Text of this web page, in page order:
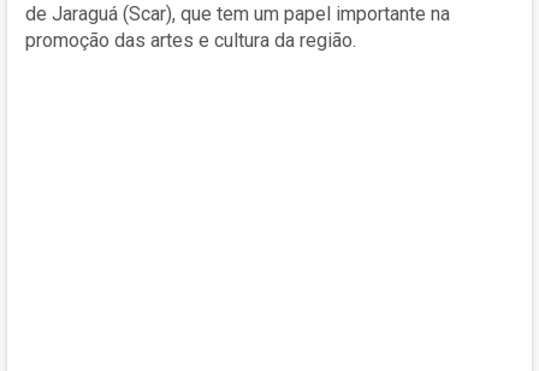
de Jaraguá (Scar), que tem um papel importante na
promoção das artes e cultura da região.